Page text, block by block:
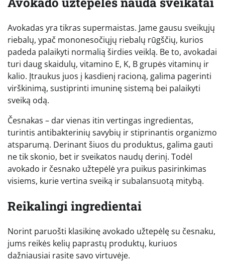
Avokadas yra tikras supermaistas. Jame gausu sveikųjų
riebalų, ypač mononesočiųjų riebalų rūgščių, kurios
padeda palaikyti normalią širdies veiklą. Be to, avokadai
turi daug skaidulų, vitamino E, K, B grupės vitaminų ir
kalio. Įtraukus juos į kasdienį racioną, galima pagerinti
virškinimą, sustiprinti imuninę sistemą bei palaikyti
sveiką odą.
Česnakas – dar vienas itin vertingas ingredientas,
turintis antibakterinių savybių ir stiprinantis organizmo
atsparumą. Derinant šiuos du produktus, galima gauti
ne tik skonio, bet ir sveikatos naudų derinį. Todėl
avokado ir česnako užtepėlė yra puikus pasirinkimas
visiems, kurie vertina sveiką ir subalansuotą mitybą.
Reikalingi ingredientai
Norint paruošti klasikinę avokado užtepėlę su česnaku,
jums reikės kelių paprastų produktų, kuriuos
dažniausiai rasite savo virtuvėje.